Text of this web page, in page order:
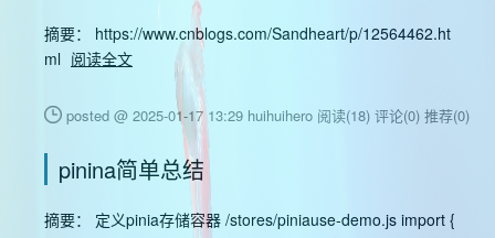
摘要： https://www.cnblogs.com/Sandheart/p/12564462.ht
ml 阅读全文
posted @ 2025-01-17 13:29 huihuihero 阅读(18) 评论(0) 推荐(0)
pinina简单总结
摘要： 定义pinia存储容器 /stores/piniause-demo.js import {